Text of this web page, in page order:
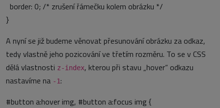
border: 0; /* zrušení řámečku kolem obrázku */
}
A nyní se již budeme věnovat přesunování obrázku za odkaz,
tedy vlastně jeho pozicování ve třetím rozměru. To se v CSS
dělá vlastnosti z-index, kterou při stavu „hover“ odkazu
nastavíme na -1:
#button a:hover img, #button a:focus img {